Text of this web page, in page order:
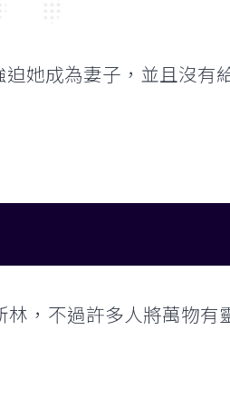
她成為妻子，並且沒有
，不過許多人將萬物有